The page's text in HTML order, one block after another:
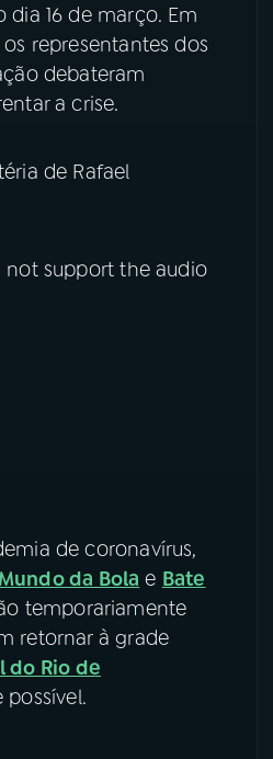
Facebook
X
dia 16 de março. Em
representantes dos
debateram
a crise.
de Rafael
not support the audio
de coronavírus,
da Bola e Bate
temporariamente
retornar à grade
do Rio de
possível.